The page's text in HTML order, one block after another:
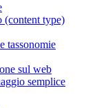
(content type)
tassonomie
sul web
semplice